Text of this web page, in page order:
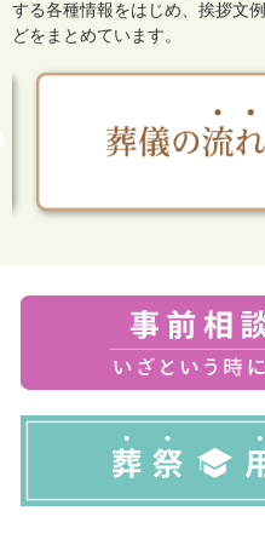
する各種情報をはじめ、 挨拶文
どをまとめています。